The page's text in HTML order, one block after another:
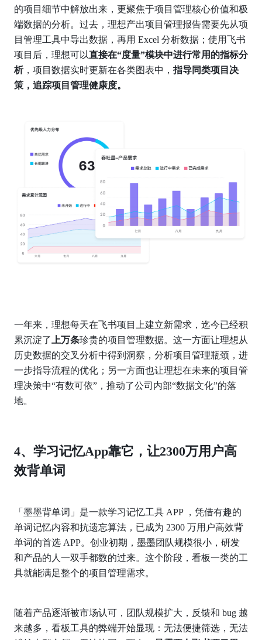
的项目细节中解放出来，更聚焦于项目管理核心价值和极
端数据的分析。过去，理想产出项目管理报告需要先从项
目管理工具中导出数据，再用 Excel 分析数据；使用飞书
项目后，理想可以直接在“度量”模块中进行常用的指标分
析，项目数据实时更新在各类图表中， 指导同类项目决
策，追踪项目管理健康度。
一年来，理想每天在飞书项目上建立新需求，迄今已经积
累沉淀了
上万条珍贵的项目管理数据。这一方面让理想从
历史数据的交叉分析中得到洞察，分析项目管理瓶颈，进
一步指导流程的优化；另一方面也让理想在未来的项目管
理决策中“有数可依”，推动了公司内部“数据文化”的落
地。
4、学习记忆App靠它，让2300万用户高
效背单词
「墨墨背单词」是一款学习记忆工具 APP ，凭借有趣的
单词记忆内容和抗遗忘算法，已成为 2300 万用户高效背
单词的首选 APP。创业初期，墨墨团队规模很小，研发
和产品的人一双手都数的过来。这个阶段，看板一类的工
具就能满足整个的项目管理需求。
随着产品逐渐被市场认可，团队规模扩大，反馈和 bug 越
来越多，看板工具的弊端开始显现：无法便捷筛选，无法